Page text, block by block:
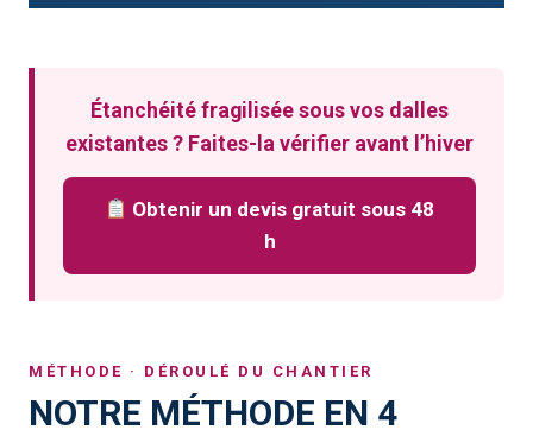
Étanchéité fragilisée sous vos dalles
existantes ? Faites-la vérifier avant l’hiver
Obtenir un devis gratuit sous 48
h
MÉTHODE · DÉROULÉ DU CHANTIER
NOTRE MÉTHODE EN 4